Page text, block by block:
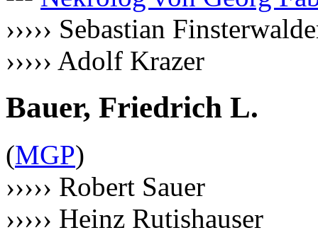
››››› Sebastian
››››› Adolf Krazer
Bauer, Friedrich L.
(MGP)
››››› Robert Sauer
››››› Heinz Rutishauser